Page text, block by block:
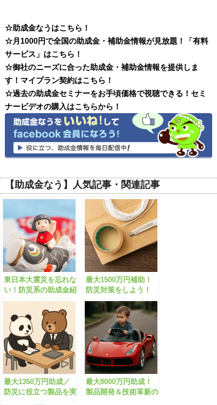
☆助成金なうはこちら！
☆月1000円で全国の助成金・補助金情報が見放題！「有料
サービス」はこちら！
☆御社のニーズに合った助成金・補助金情報を提供しま
す！マイプラン契約はこちら！
☆過去の助成金セミナーをお手頃価格で視聴できる！セミ
ナービデオの購入はこちらから！
【助成金なう】人気記事・関連記事
東日本大震災を忘れな
い！防災系の助成金紹
介
最大1500万円補助！
防災対策をしよう！
最大1350万円助成／
防災に役立つ製品を実
最大8000万円助成！
製品開発＆技術革新の